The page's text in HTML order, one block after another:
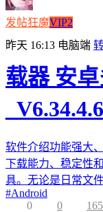
发帖狂魔VIP2
昨天 16:13 电脑端
载器 安
软件介绍功能强大
下载能力、稳定性
具。无论是日常文
#Android
0
0 165